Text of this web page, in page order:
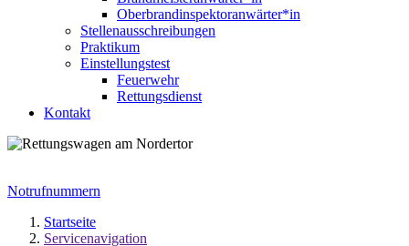
Oberbrandinspektoranwärter*in
Stellenausschreibungen
Praktikum
Einstellungstest
Feuerwehr
Rettungsdienst
Kontakt
Notrufnummern
Startseite
Servicenavigation